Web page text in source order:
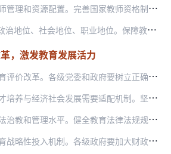
国家教师资格制度和教师招聘制度。优化各级各类学校师生配比，统筹做好寄宿制学校、公办幼儿园教职工编制配备。优化中小学教师“县管校聘”管…
。保障教师课后服务工作合理待遇，优化教师工资结构，落实完善乡村教师生活补助政策。强化高中、幼儿园教师工资待遇保障，完善职业学…
，激发教育发展活力
政府要树立正确政绩观，树立科学的教育评价导向，防止和纠正“分数至上”等偏差。有序推进中考改革。加快扩大优质高中招生指标到校，开展均衡…
要适配机制。坚持总体适配、动态平衡、良性互动，完善人才需求预测预警机制，探索建立国家人才供需对接大数据平台，加强分行业分领域人才需求…
教育法律法规规章，研究编纂教育法典。完善学校管理体系，健全学校章程实施保障机制，落实学校办学自主权。坚决惩治学术不端行为及学术腐败，…
政府要加大财政投入力度，建立预算拨款和绩效激励约束机制，确保财政一般公共预算教育支出逐年只增不减，确保按在校学生人数平均的一般公共预…